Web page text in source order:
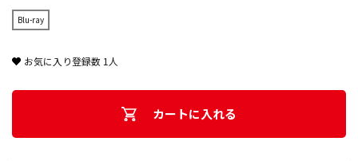
Blu-ray
お気に入り登録数 1 人
カートに入れる